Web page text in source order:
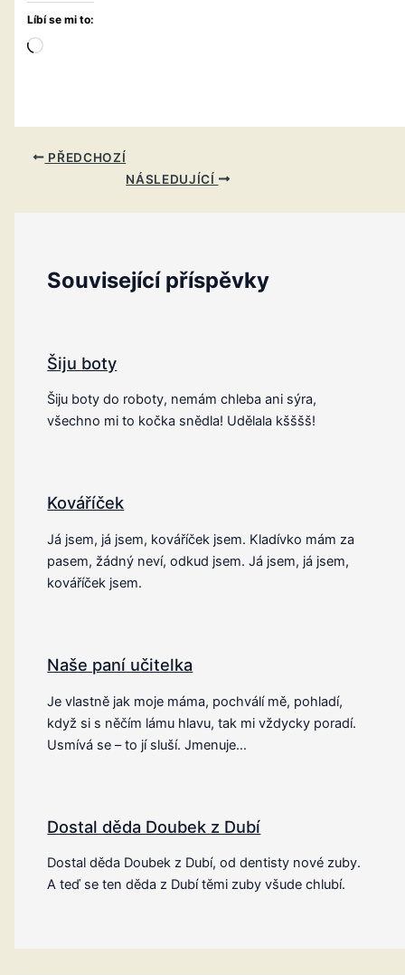
Líbí se mi to:
Načítání…
PŘEDCHOZÍ
NÁSLEDUJÍCÍ
Související příspěvky
Šiju boty
Šiju boty do roboty, nemám chleba ani sýra,
všechno mi to kočka snědla! Udělala kšššš!
Kováříček
Já jsem, já jsem, kováříček jsem. Kladívko mám za
pasem, žádný neví, odkud jsem. Já jsem, já jsem,
kováříček jsem.
Naše paní učitelka
Je vlastně jak moje máma, pochválí mě, pohladí,
když si s něčím lámu hlavu, tak mi vždycky poradí.
Usmívá se – to jí sluší. Jmenuje…
Dostal děda Doubek z Dubí
Dostal děda Doubek z Dubí, od dentisty nové zuby.
A teď se ten děda z Dubí těmi zuby všude chlubí.